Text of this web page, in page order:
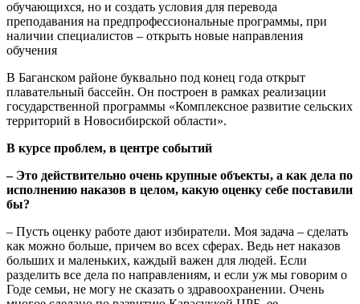
обучающихся, но и создать условия для перевода
преподавания на предпрофессиональные программы, при
наличии специалистов – открыть новые направления
обучения
В Баганском районе буквально под конец года открыт
плавательный бассейн. Он построен в рамках реализации
государственной программы «Комплексное развитие сельских
территорий в Новосибирской области».
В курсе проблем, в центре событий
– Это действительно очень крупные объекты, а как дела по
исполнению наказов в целом, какую оценку себе поставили
бы?
– Пусть оценку работе дают избиратели. Моя задача – сделать
как можно больше, причем во всех сферах. Ведь нет наказов
больших и маленьких, каждый важен для людей. Если
разделить все дела по направлениям, и если уж мы говорим о
Годе семьи, не могу не сказать о здравоохранении. Очень